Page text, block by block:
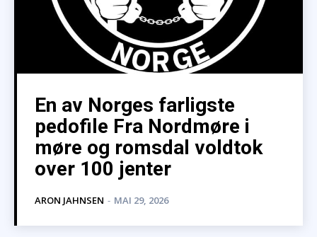
En av Norges farligste
pedofile Fra Nordmøre i
møre og romsdal voldtok
over 100 jenter
ARON JAHNSEN - MAI 29, 2026